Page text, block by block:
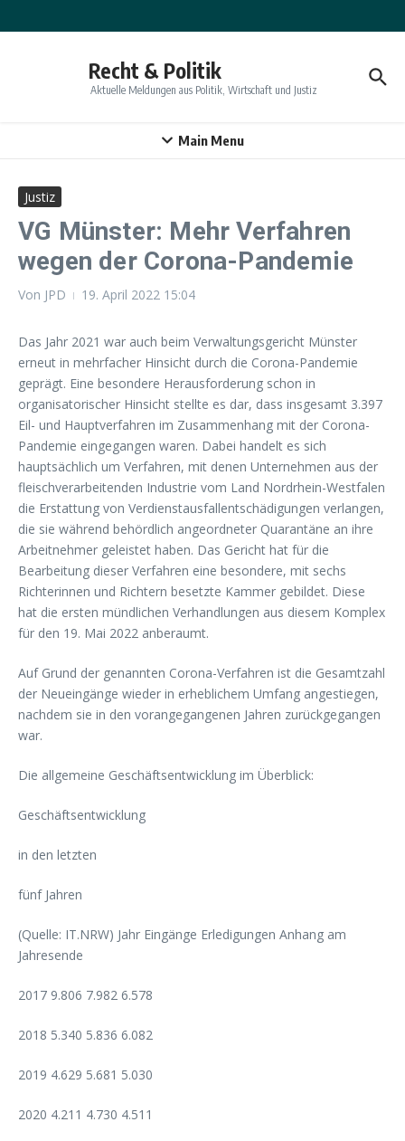
Recht & Politik
Aktuelle Meldungen aus Politik, Wirtschaft und Justiz
Main Menu
Justiz
VG Münster: Mehr Verfahren
wegen der Corona-Pandemie
Von JPD 19. April 2022 15:04
Das Jahr 2021 war auch beim Verwaltungsgericht Münster
erneut in mehrfacher Hinsicht durch die Corona-Pandemie
geprägt. Eine besondere Herausforderung schon in
organisatorischer Hinsicht stellte es dar, dass insgesamt 3.397
Eil- und Hauptverfahren im Zusammenhang mit der Corona-
Pandemie eingegangen waren. Dabei handelt es sich
hauptsächlich um Verfahren, mit denen Unternehmen aus der
fleischverarbeitenden Industrie vom Land Nordrhein-Westfalen
die Erstattung von Verdienstausfallentschädigungen verlangen,
die sie während behördlich angeordneter Quarantäne an ihre
Arbeitnehmer geleistet haben. Das Gericht hat für die
Bearbeitung dieser Verfahren eine besondere, mit sechs
Richterinnen und Richtern besetzte Kammer gebildet. Diese
hat die ersten mündlichen Verhandlungen aus diesem Komplex
für den 19. Mai 2022 anberaumt.
Auf Grund der genannten Corona-Verfahren ist die Gesamtzahl
der Neueingänge wieder in erheblichem Umfang angestiegen,
nachdem sie in den vorangegangenen Jahren zurückgegangen
war.
Die allgemeine Geschäftsentwicklung im Überblick:
Geschäftsentwicklung
in den letzten
fünf Jahren
(Quelle: IT.NRW) Jahr Eingänge Erledigungen Anhang am
Jahresende
2017 9.806 7.982 6.578
2018 5.340 5.836 6.082
2019 4.629 5.681 5.030
2020 4.211 4.730 4.511